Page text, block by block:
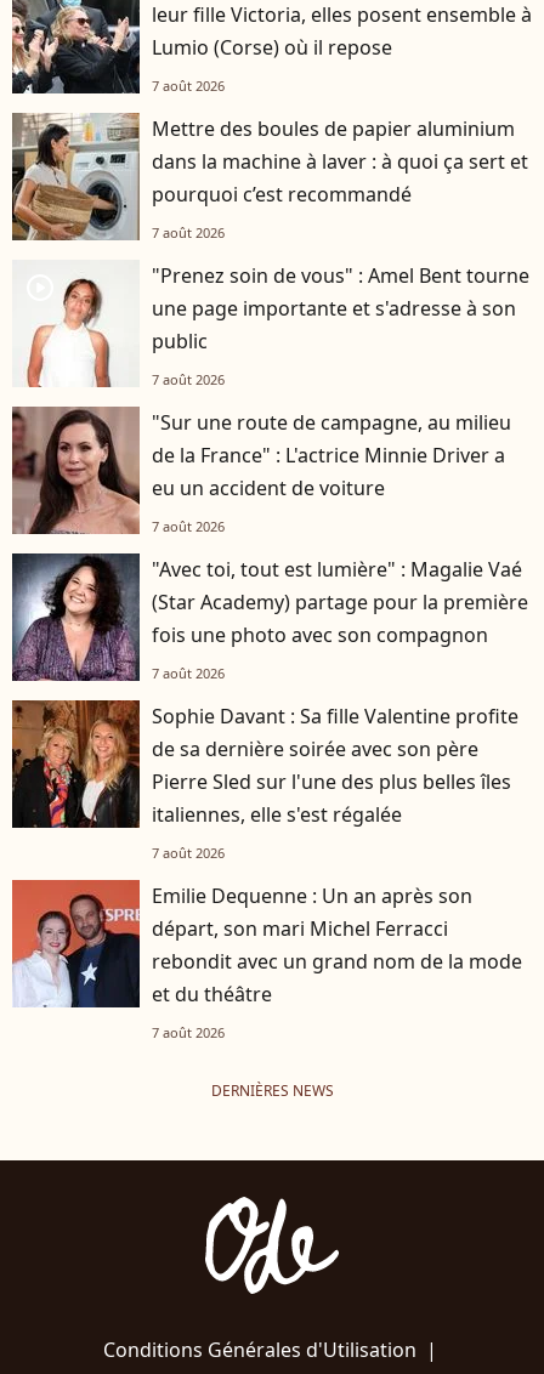
leur fille Victoria, elles posent ensemble à
Lumio (Corse) où il repose
7 août 2026
Mettre des boules de papier aluminium
dans la machine à laver : à quoi ça sert et
pourquoi c’est recommandé
7 août 2026
"Prenez soin de vous" : Amel Bent tourne
une page importante et s'adresse à son
public
7 août 2026
"Sur une route de campagne, au milieu
de la France" : L'actrice Minnie Driver a
eu un accident de voiture
7 août 2026
"Avec toi, tout est lumière" : Magalie Vaé
(Star Academy) partage pour la première
fois une photo avec son compagnon
7 août 2026
Sophie Davant : Sa fille Valentine profite
de sa dernière soirée avec son père
Pierre Sled sur l'une des plus belles îles
italiennes, elle s'est régalée
7 août 2026
Emilie Dequenne : Un an après son
départ, son mari Michel Ferracci
rebondit avec un grand nom de la mode
et du théâtre
7 août 2026
DERNIÈRES NEWS
Conditions Générales d'Utilisation |